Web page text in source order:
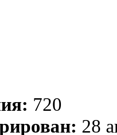
720
28